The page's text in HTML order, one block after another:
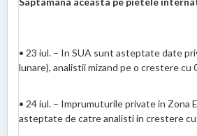
• 23 iul. – In SUA sunt asteptate date
lunare), analistii mizand pe o crestere cu
• 24 iul. – Imprumuturile private in Zona
asteptate de catre analisti in crestere cu